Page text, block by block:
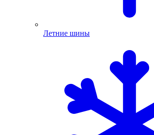
Летние шины